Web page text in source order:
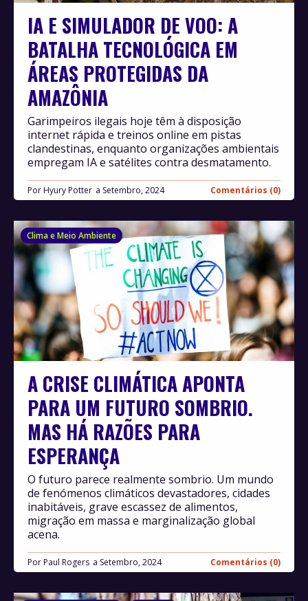
IA E SIMULADOR DE VOO: A
BATALHA TECNOLÓGICA EM
ÁREAS PROTEGIDAS DA
AMAZÔNIA
Por Hyury Potter Setembro, 2024 Comentários (0)
Garimpeiros ilegais hoje têm à disposição
internet rápida e treinos online em pistas
clandestinas, enquanto organizações ambientais
empregam IA e satélites contra desmatamento.
Clima e Meio Ambiente
A CRISE CLIMÁTICA APONTA
PARA UM FUTURO SOMBRIO.
MAS HÁ RAZÕES PARA
ESPERANÇA
Por Paul Rogers Setembro, 2024 Comentários (0)
O futuro parece realmente sombrio. Um mundo
de fenómenos climáticos devastadores, cidades
inabitáveis, grave escassez de alimentos,
migração em massa e marginalização global
acena.